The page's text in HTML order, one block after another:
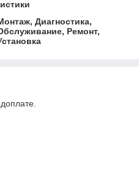
Диагностика,
Ремонт,